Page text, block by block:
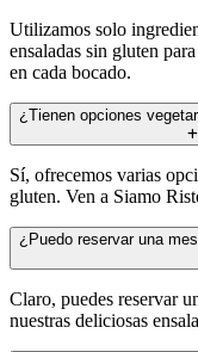
Utilizamos solo
ensaladas sin gluten
en cada bocado.
¿Tienen opciones
Sí, ofrecemos varias
gluten. Ven a Siamo
¿Puedo reservar una
Claro, puedes reservar
nuestras deliciosas